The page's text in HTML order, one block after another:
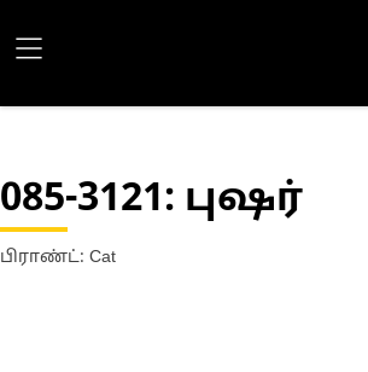
085-3121: புஷர்
பிராண்ட்: Cat